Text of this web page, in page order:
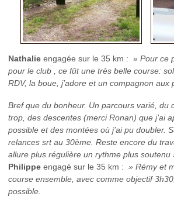
Nathalie engagée sur le 35 km : » Pour ce
pour le club , ce fût une très belle course:
RDV, la boue, j’adore et un compagnon aux
Bref que du bonheur. Un parcours varié, du
trop, des descentes (merci Ronan) que j’ai
possible et des montées où j’ai pu doubler.
relances srt au 30ème. Reste encore du
allure plus régulière un rythme plus soutenu
Philippe engagé sur le 35 km : » Rémy et
course ensemble, avec comme objectif
possible.